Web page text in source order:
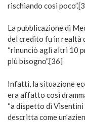
rischiando così
La pubblicazione di
del credito fu in realtà
“rinunciò agli altri 10
più bisogno”.[36]
Infatti, la situazione
era affatto così
“a dispetto di
descritta come